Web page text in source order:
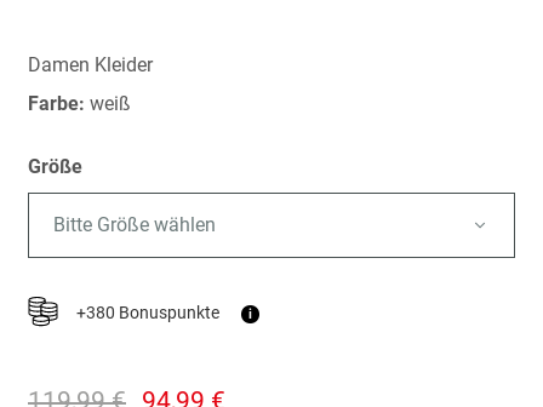
springen
Damen Kleider
Farbe: weiß
Größe
Bitte Größe wählen
+380 Bonuspunkte i
119,99 € 94,99 €